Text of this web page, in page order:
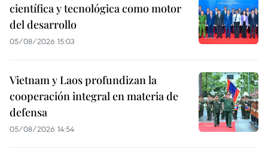
científica y tecnológica como motor
del desarrollo
05/08/2026 15:03
Vietnam y Laos profundizan la
cooperación integral en materia de
defensa
05/08/2026 14:54